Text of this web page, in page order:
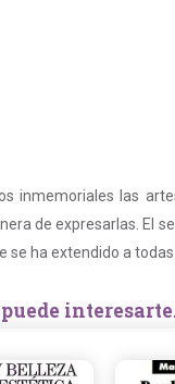
inmemoriales las
de expresarlas. El
se ha extendido a